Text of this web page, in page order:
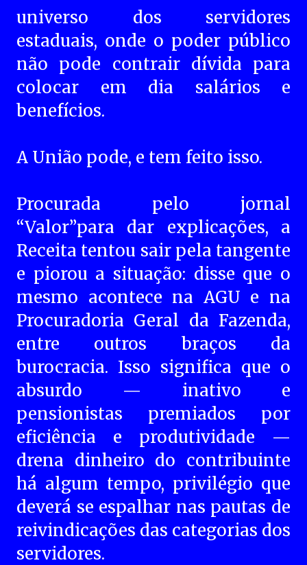
universo dos servidores
estaduais, onde o poder público
não pode contrair dívida para
colocar em dia salários e
benefícios.
A União pode, e tem feito isso.
Procurada pelo jornal
“Valor”para dar explicações, a
Receita tentou sair pela tangente
e piorou a situação: disse que o
mesmo acontece na AGU e na
Procuradoria Geral da Fazenda,
entre outros braços da
burocracia. Isso significa que o
absurdo — inativo e
pensionistas premiados por
eficiência e produtividade —
drena dinheiro do contribuinte
há algum tempo, privilégio que
deverá se espalhar nas pautas de
reivindicações das categorias dos
servidores.